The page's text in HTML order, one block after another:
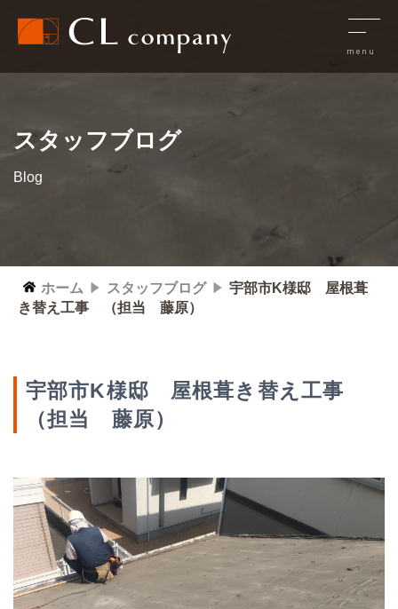
スタッフブログ
Blog
ホーム スタッフブログ
宇部市K様邸 屋根葺
き替え工事 （担当 藤原）
宇部市K様邸 屋根葺き替え工事
（担当 藤原）